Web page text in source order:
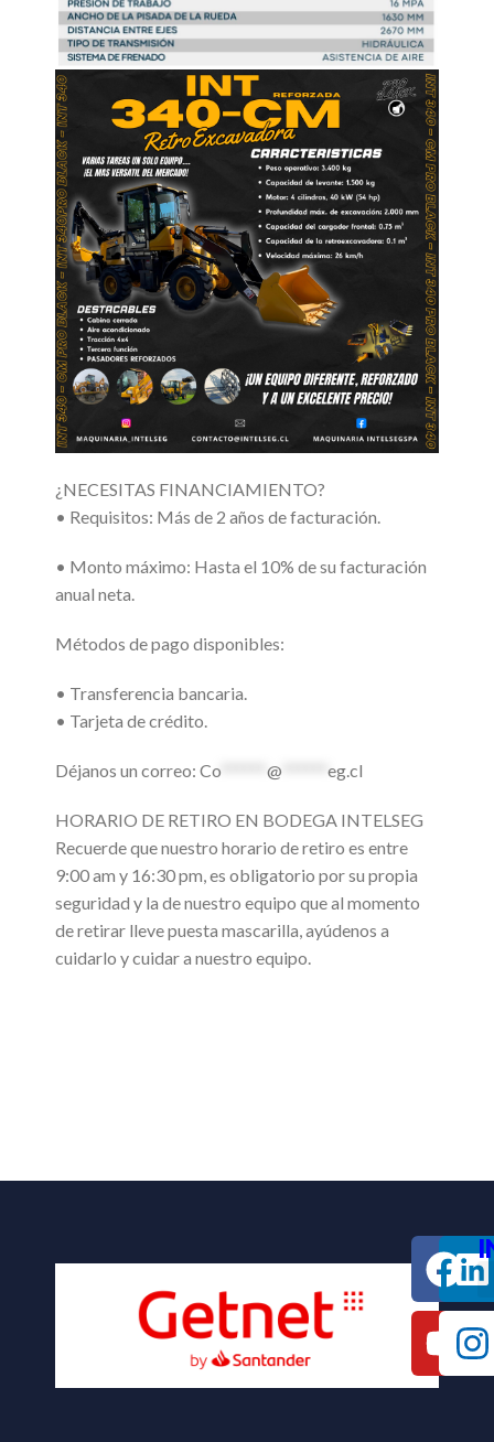
¿NECESITAS FINANCIAMIENTO?
•⁠ ⁠Requisitos: Más de 2 años de facturación.
•⁠ ⁠Monto máximo: Hasta el 10% de su facturación
anual neta.
Métodos de pago disponibles:
•⁠ ⁠Transferencia bancaria.
•⁠ ⁠Tarjeta de crédito.
Déjanos un correo: Co @ eg.cl
HORARIO DE RETIRO EN BODEGA INTELSEG
Recuerde que nuestro horario de retiro es entre
9:00 am y 16:30 pm, es obligatorio por su propia
seguridad y la de nuestro equipo que al momento
de retirar lleve puesta mascarilla, ayúdenos a
cuidarlo y cuidar a nuestro equipo.